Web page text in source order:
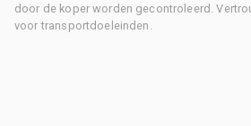
door de koper worden gecontroleerd.
voor transportdoeleinden.